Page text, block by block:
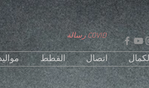
القطط اتصال
رسالة COVID